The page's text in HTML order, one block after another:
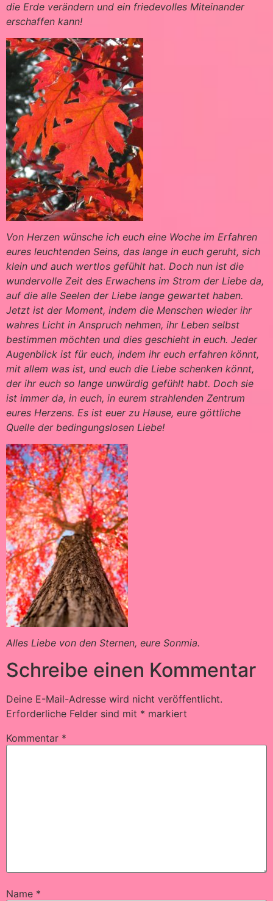
die Erde verändern und ein friedevolles Miteinander
erschaffen kann!
Von Herzen wünsche ich euch eine Woche im Erfahren
eures leuchtenden Seins, das lange in euch geruht, sich
klein und auch wertlos gefühlt hat. Doch nun ist die
wundervolle Zeit des Erwachens im Strom der Liebe da,
auf die alle Seelen der Liebe lange gewartet haben.
Jetzt ist der Moment, indem die Menschen wieder ihr
wahres Licht in Anspruch nehmen, ihr Leben selbst
bestimmen möchten und dies geschieht in euch. Jeder
Augenblick ist für euch, indem ihr euch erfahren könnt,
mit allem was ist, und euch die Liebe schenken könnt,
der ihr euch so lange unwürdig gefühlt habt. Doch sie
ist immer da, in euch, in eurem strahlenden Zentrum
eures Herzens. Es ist euer zu Hause, eure göttliche
Quelle der bedingungslosen Liebe!
Alles Liebe von den Sternen, eure Sonmia.
Schreibe einen Kommentar
Deine E-Mail-Adresse wird nicht veröffentlicht.
Erforderliche Felder sind mit * markiert
Kommentar *
Name *